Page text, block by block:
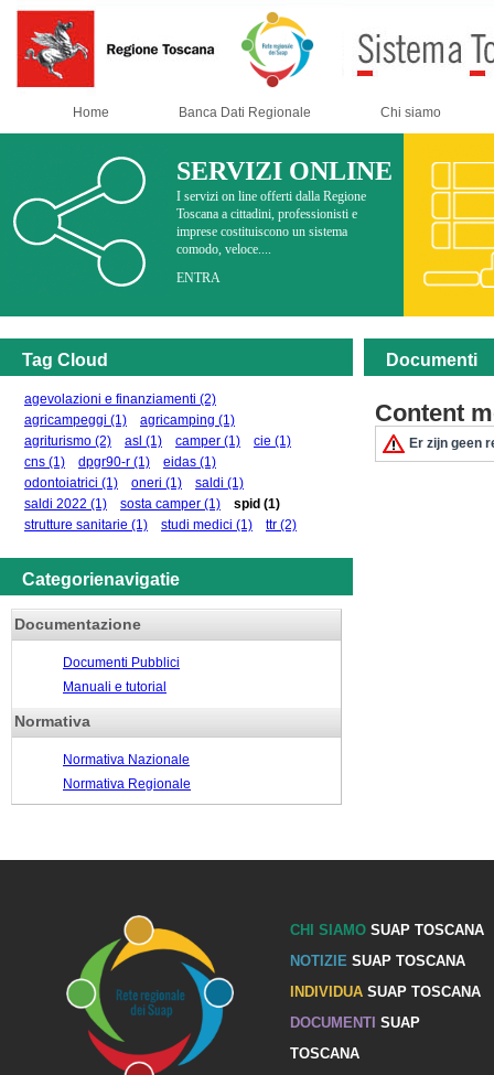
Home Banca Dati Regionale Chi siamo
SERVIZI ONLINE
I servizi on line offerti dalla Regione
Toscana a cittadini, professionisti e
imprese costituiscono un sistema
comodo, veloce....
ENTRA
Tag Cloud
agevolazioni e finanziamenti (2)
agricampeggi (1) agricamping (1)
agriturismo (2) asl (1) camper (1) cie (1)
cns (1) dpgr90-r (1) eidas (1)
odontoiatrici (1) oneri (1) saldi (1)
saldi 2022 (1) sosta camper (1) spid (1)
strutture sanitarie (1) studi medici (1) ttr (2)
Categorienavigatie
Documentazione
Documenti Pubblici
Manuali e tutorial
Normativa
Normativa Nazionale
Normativa Regionale
Documenti
Content
Er zijn geen
CHI SIAMOSUAP TOSCANA
NOTIZIE SUAP TOSCANA
INDIVIDUASUAP TOSCANA
DOCUMENTI SUAP
TOSCANA